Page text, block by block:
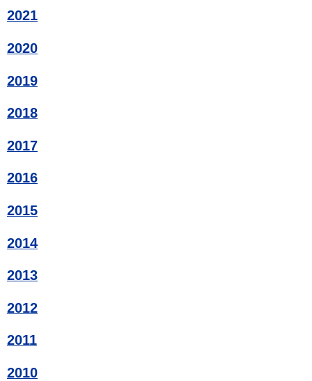
2021
2020
2019
2018
2017
2016
2015
2014
2013
2012
2011
2010